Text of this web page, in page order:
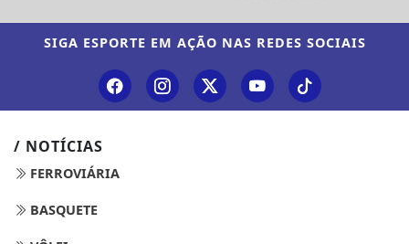
SIGA ESPORTE EM AÇÃO NAS REDES SOCIAIS
/ NOTÍCIAS
FERROVIÁRIA
BASQUETE